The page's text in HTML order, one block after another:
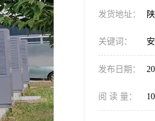
发货地址：
关键词：
发布日期：
阅 读 量：